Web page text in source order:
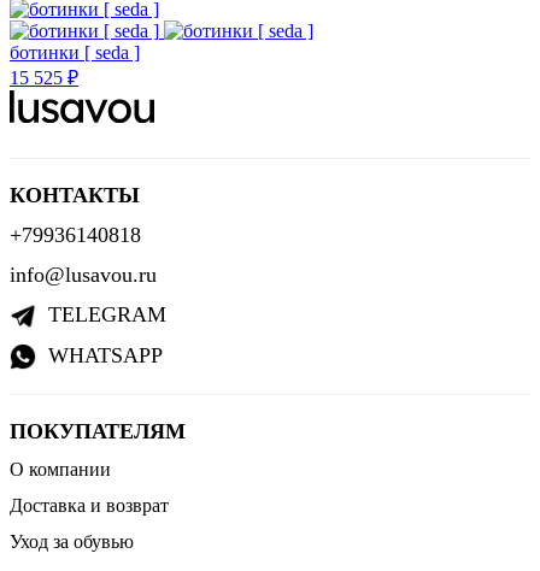
ботинки [ seda ]
15 525 ₽
ПОКУПАТЕЛЯМ
О компании
Доставка и возврат
Уход за обувью
КОНТАКТЫ
+79936140818
info@lusavou.ru
TELEGRAM
WHATSAPP